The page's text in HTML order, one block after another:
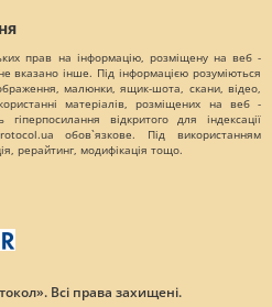
прав на інформацію, розміщену на веб -
вказано інше. Під інформацією розуміються
малюнки, ящик-шота, скани, відео,
матеріалів, розміщених на веб -
гіперпосилання відкритого для індексації
обов`язкове. Під використанням
рерайтинг, модифікація тощо.
Всі права захищені.